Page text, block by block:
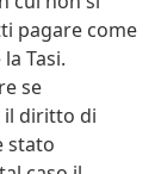
pagare come
Tasi.
se
il diritto di
stato